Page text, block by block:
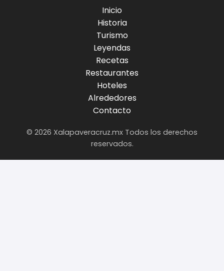
Inicio
Historia
Turismo
Leyendas
Recetas
Restaurantes
Hoteles
Alrededores
Contacto
© 2026 Xalapaveracruz.mx Todos los derechos
reservados.